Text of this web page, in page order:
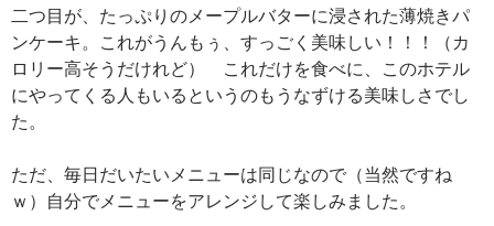
二つ目が、たっぷりのメープルバターに浸された薄焼きパ
ンケーキ。これがうんもぅ、すっごく美味しい！！！（カ
ロリー高そうだけれど） これだけを食べに、このホテル
にやってくる人もいるというのもうなずける美味しさでし
た。
ただ、毎日だいたいメニューは同じなので（当然ですね
ｗ）自分でメニューをアレンジして楽しみました。